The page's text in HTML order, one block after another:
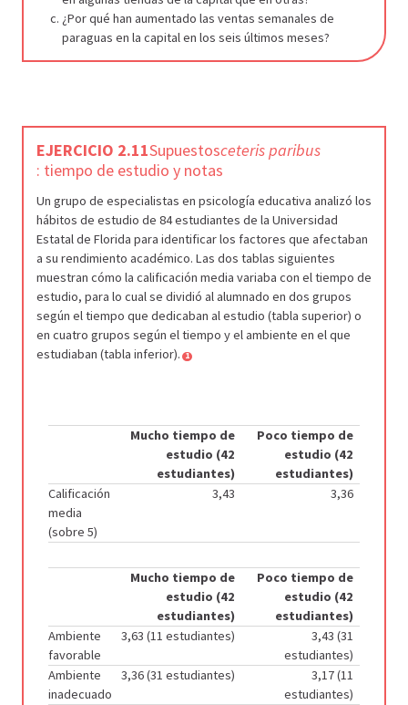
¿Por qué han aumentado las ventas semanales de
paraguas en la capital en los seis últimos meses?
EJERCICIO 2.11Supuestosceteris paribus
: tiempo de estudio y notas
Un grupo de especialistas en psicología educativa analizó los
hábitos de estudio de 84 estudiantes de la Universidad
Estatal de Florida para identificar los factores que afectaban
a su rendimiento académico. Las dos tablas siguientes
muestran cómo la calificación media variaba con el tiempo de
estudio, para lo cual se dividió al alumnado en dos grupos
según el tiempo que dedicaban al estudio (tabla superior) o
en cuatro grupos según el tiempo y el ambiente en el que
estudiaban (tabla inferior). 1
Mucho tiempo de
estudio (42
estudiantes)
Poco tiempo de
estudio (42
estudiantes)
Calificación
media
(sobre 5)
3,43 3,36
Mucho tiempo de
estudio (42
estudiantes)
Poco tiempo de
estudio (42
estudiantes)
Ambiente
favorable
3,63 (11 estudiantes)
3,43 (31
estudiantes)
Ambiente
inadecuado
3,36 (31 estudiantes)
3,17 (11
estudiantes)